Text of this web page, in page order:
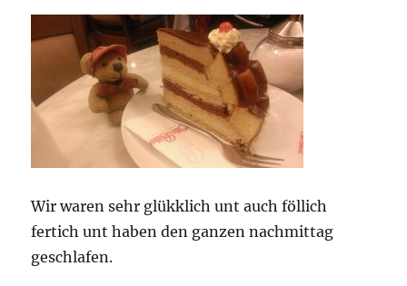
Wir waren sehr glükklich unt auch föllich
fertich unt haben den ganzen nachmittag
geschlafen.